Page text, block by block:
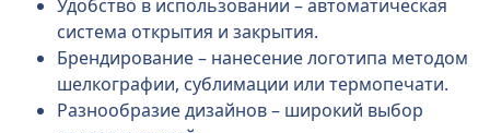
Удобство в использовании – автоматическая
система открытия и закрытия.
Брендирование – нанесение логотипа методом
шелкографии, сублимации или термопечати.
Разнообразие дизайнов – широкий выбор